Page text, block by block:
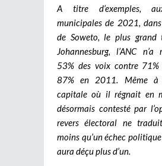
A titre d’exemples,
municipales de 2021,
de Soweto, le plus grand
Johannesburg, l’ANC
53% des voix contre
87% en 2011. Même à
capitale où il régnait en
désormais contesté par
revers électoral ne
moins qu’un échec politique
aura déçu plus d’un.